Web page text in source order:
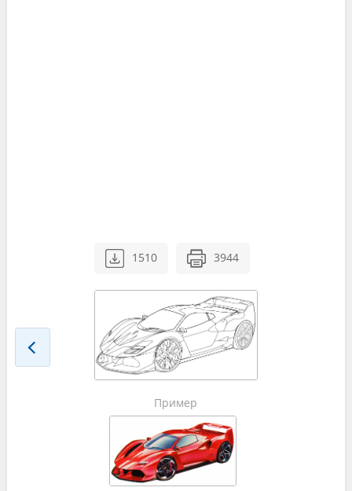
1510 3944
Пример